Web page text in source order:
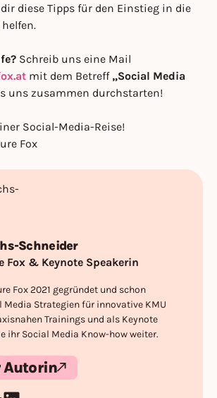
diese Tipps für den Einstieg in die
Schreib uns eine Mail
mit dem Betreff „Social Media
uns zusammen durchstarten!
Social-Media-Reise!
Fox
Schneider
Fox & Keynote Speakerin
Fox 2021 gegründet und schon
Media Strategien für innovative KMU
Trainings und als Keynote
ihr Social Media Know-how weiter.
Autorin